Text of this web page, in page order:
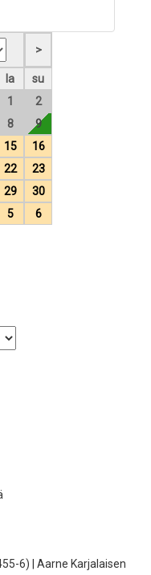
la
su
1
2
8
9
15
16
22
23
29
30
5 6
6) | Aarne Karjalaisen